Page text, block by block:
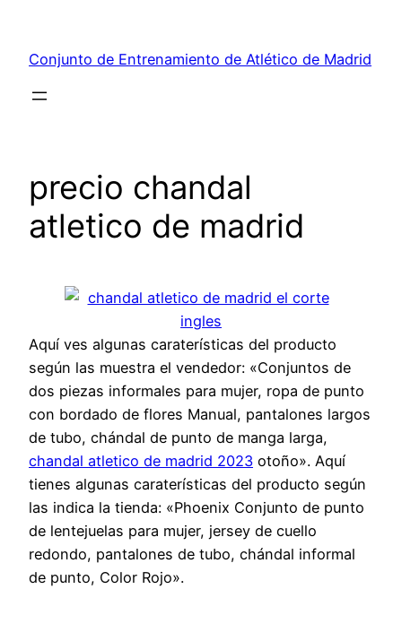
contenido
Conjunto de Entrenamiento de Atlético de Madrid
precio chandal
atletico de madrid
Aquí ves algunas caraterísticas del producto
según las muestra el vendedor: «Conjuntos de
dos piezas informales para mujer, ropa de punto
con bordado de flores Manual, pantalones largos
de tubo, chándal de punto de manga larga,
chandal atletico de madrid 2023 otoño». Aquí
tienes algunas caraterísticas del producto según
las indica la tienda: «Phoenix Conjunto de punto
de lentejuelas para mujer, jersey de cuello
redondo, pantalones de tubo, chándal informal
de punto, Color Rojo».